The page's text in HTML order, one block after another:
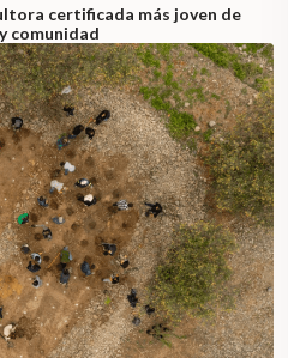
certificada más joven de
comunidad